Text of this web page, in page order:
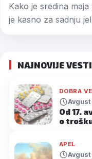
Kako je sredina
je kasno za sadnju
NAJNOVIJE VESTI
DOBRA
Od 17.
o
APEL